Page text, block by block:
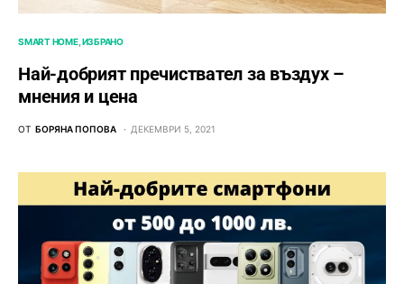
SMART HOME ИЗБРАНО
Най-добрият пречиствател за въздух –
мнения и цена
ОТ БОРЯНА ПОПОВА ДЕКЕМВРИ 5, 2021